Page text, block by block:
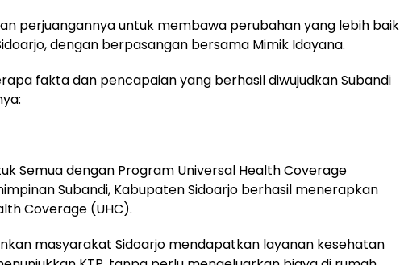
perjuangannya untuk membawa perubahan yang lebih baik
dengan berpasangan bersama Mimik Idayana.
fakta dan pencapaian yang berhasil diwujudkan Subandi
Semua dengan Program Universal Health Coverage
Subandi, Kabupaten Sidoarjo berhasil menerapkan
Coverage (UHC).
masyarakat Sidoarjo mendapatkan layanan kesehatan